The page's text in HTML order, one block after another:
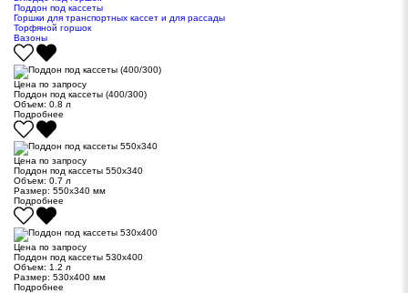
Поддон под кассеты
Горшки для транспортных кассет и для рассады
Торфяной горшок
Вазоны
Цена по запросу
Поддон под кассеты (400/300)
Объем: 0.8 л
Подробнее
Цена по запросу
Поддон под кассеты 550х340
Объем: 0.7 л
Размер: 550х340 мм
Подробнее
Цена по запросу
Поддон под кассеты 530х400
Объем: 1.2 л
Размер: 530х400 мм
Подробнее